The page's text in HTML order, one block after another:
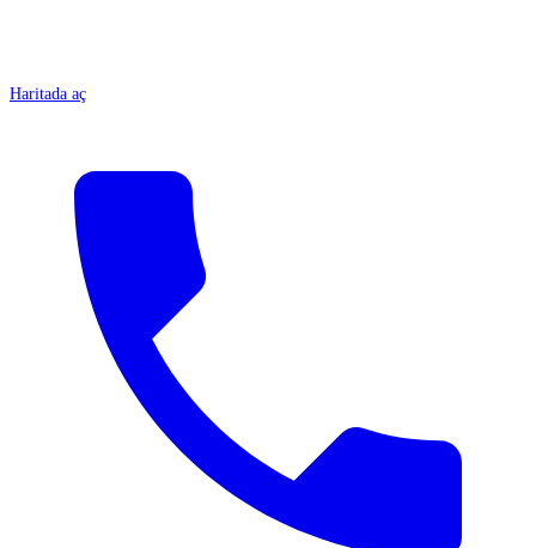
Haritada aç